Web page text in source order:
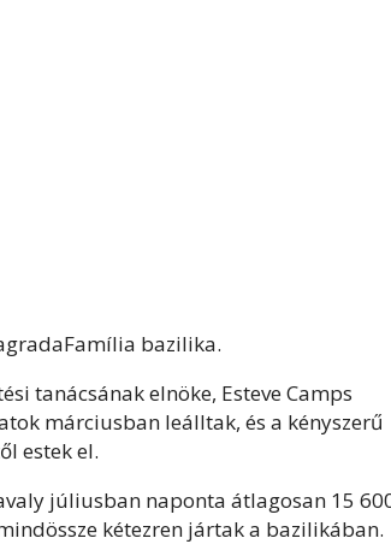
bazilika.
tanácsának elnöke, Esteve Camps
márciusban leálltak, és a kényszerű
estek el.
júliusban naponta átlagosan 15
kétezren jártak a bazilikában.